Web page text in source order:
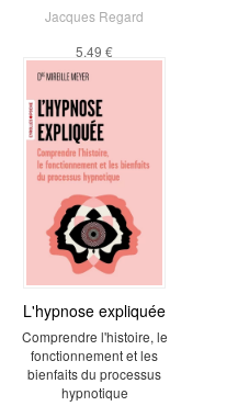
Jacques Regard
5,49 €
L'hypnose expliquée
Comprendre l'histoire, le
fonctionnement et les
bienfaits du processus
hypnotique